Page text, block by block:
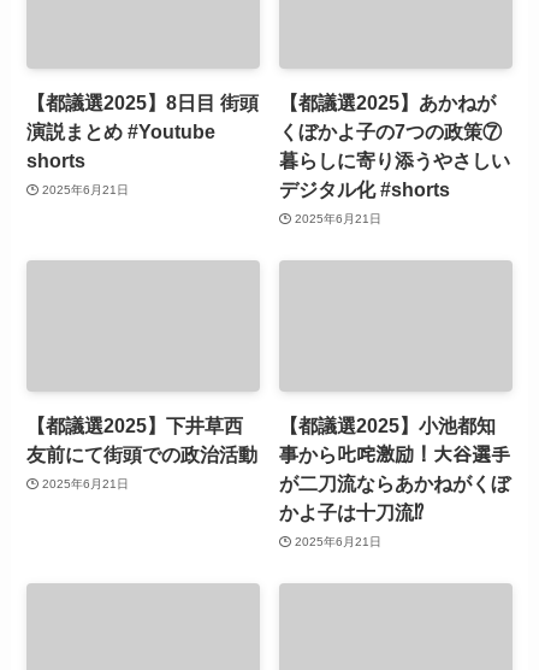
【都議選2025】8日目 街頭
演説まとめ #Youtube
shorts
2025年6月21日
【都議選2025】あかねが
くぼかよ子の7つの政策⑦
暮らしに寄り添うやさしい
デジタル化 #shorts
2025年6月21日
【都議選2025】下井草西
友前にて街頭での政治活動
2025年6月21日
【都議選2025】小池都知
事から𠮟咤激励！大谷選手
が二刀流ならあかねがくぼ
かよ子は十刀流⁉
2025年6月21日